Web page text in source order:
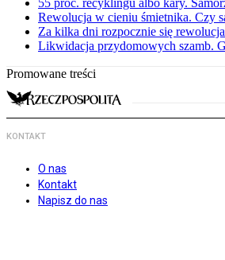
55 proc. recyklingu albo kary.
Rewolucja w cieniu śmietnika. Czy
Za kilka dni rozpocznie się
Likwidacja przydomowych szamb.
Promowane treści
KONTAKT
O nas
Kontakt
Napisz do nas